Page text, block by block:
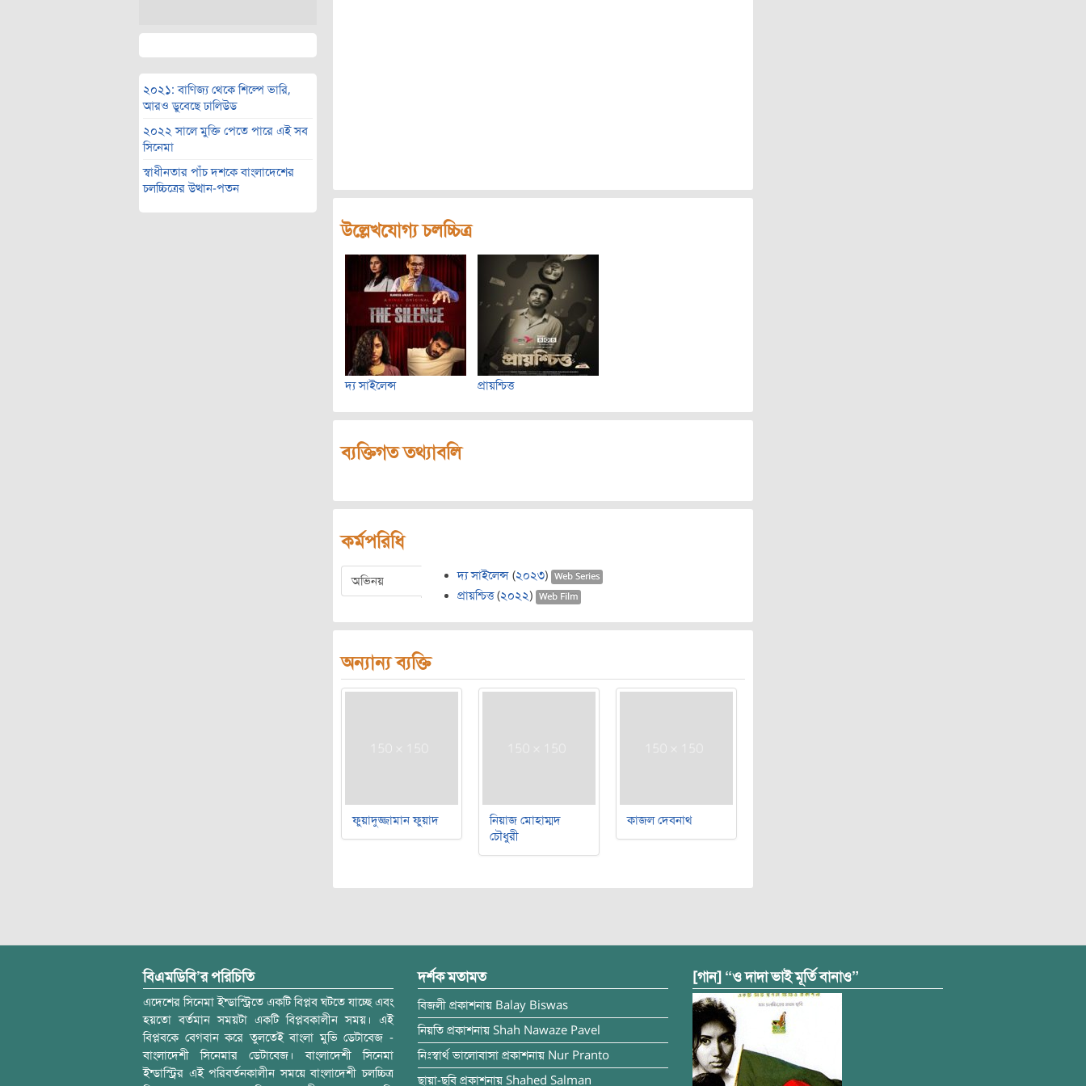
২০২১: বাণিজ্য থেকে শিল্পে ভারি,
আরও ডুবেছে ঢালিউড
২০২২ সালে মুক্তি পেতে পারে এই সব
সিনেমা
স্বাধীনতার পাঁচ দশকে বাংলাদেশের
চলচ্চিত্রের উত্থান-পতন
উল্লেখযোগ্য চলচ্চিত্র
দ্য সাইলেন্স প্রায়শ্চিত্ত
ব্যক্তিগত তথ্যাবলি
কর্মপরিধি
অভিনয় দ্য সাইলেন্স (২০২৩) Web Series
প্রায়শ্চিত্ত(২০২২) Web Film
অন্যান্য ব্যক্তি
ফুয়াদুজ্জামান ফুয়াদ
নিয়াজ মোহাম্মদ
চৌধুরী
কাজল দেবনাথ
বিএমডিবি’র পরিচিতি
এদেশের সিনেমা ইন্ডাস্ট্রিতে একটি বিপ্লব ঘটতে যাচ্ছে এবং
হয়তো বর্তমান সময়টা একটি বিপ্লবকালীন সময়। এই
বিপ্লবকে বেগবান করে তুলতেই বাংলা মুভি ডেটাবেজ -
বাংলাদেশী সিনেমার ডেটাবেজ। বাংলাদেশী সিনেমা
ইন্ডাস্ট্রির এই পরিবর্তনকালীন সময়ে বাংলাদেশী চলচ্চিত্র
দর্শক মতামত
বিজলী প্রকাশনায় Balay Biswas
নিয়তি প্রকাশনায় Shah Nawaze Pavel
নিঃস্বার্থ ভালোবাসা প্রকাশনায় Nur Pranto
ছায়া-ছবি প্রকাশনায় Shahed Salman
[গান] “ও দাদা ভাই মূর্তি বানাও”